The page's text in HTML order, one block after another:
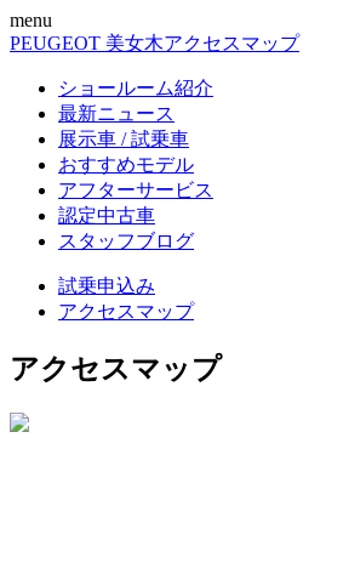
menu
PEUGEOT 美女木アクセスマップ
ショールーム紹介
最新ニュース
展示車 / 試乗車
おすすめモデル
アフターサービス
認定中古車
スタッフブログ
試乗申込み
アクセスマップ
アクセスマップ